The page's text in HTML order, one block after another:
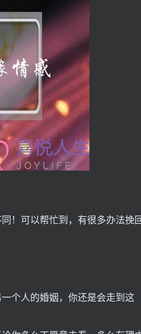
！可以帮忙到，有很多办法挽
个人的婚姻，你还是会走到这